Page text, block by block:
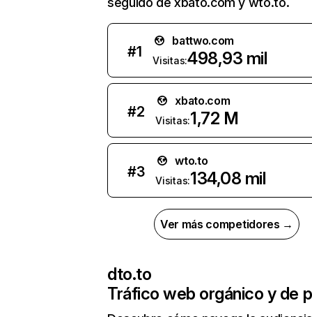
#1
battwo.com
Visitas:498,93 mil
#2
xbato.com
Visitas:1,72 M
#3
wto.to
Visitas:134,08 mil
Ver más competidores →
dto.to
Tráfico web orgánico y de